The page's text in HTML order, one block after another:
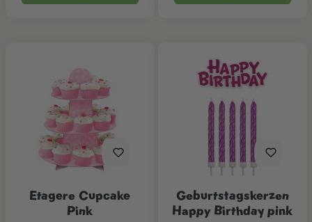
Etagere Cupcake
Pink
Geburtstagskerzen
Happy Birthday pink